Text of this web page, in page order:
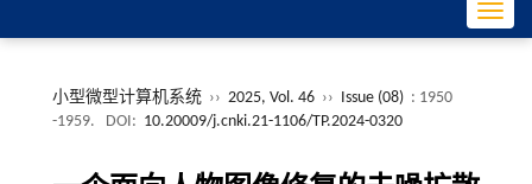
小型微型计算机系统 ›› 2025, Vol. 46 ›› Issue (08) : 1950
-1959.
DOI: 10.20009/j.cnki.21-1106/TP.2024-0320